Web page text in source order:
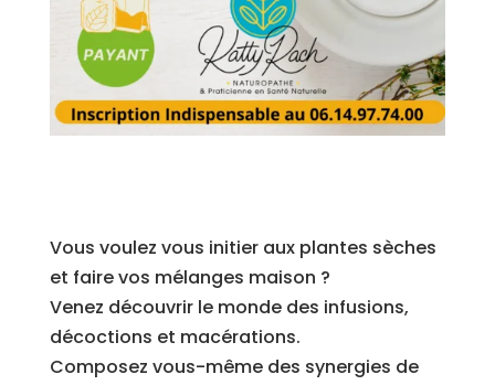
Vous voulez vous initier aux plantes sèches
et faire vos mélanges maison ?
Venez découvrir le monde des infusions,
décoctions et macérations.
Composez vous-même des synergies de